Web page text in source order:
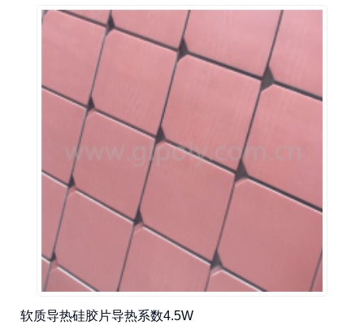
软质导热硅胶片导热系数4.5W